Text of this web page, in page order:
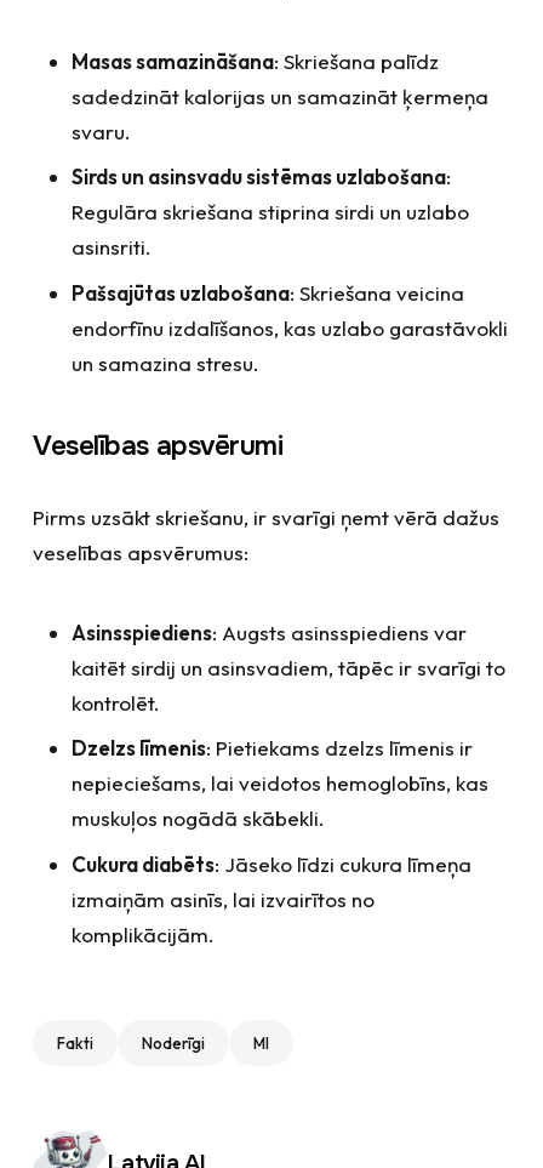
Masas samazināšana: Skriešana palīdz
sadedzināt kalorijas un samazināt ķermeņa
svaru.
Sirds un asinsvadu sistēmas uzlabošana:
Regulāra skriešana stiprina sirdi un uzlabo
asinsriti.
Pašsajūtas uzlabošana: Skriešana veicina
endorfīnu izdalīšanos, kas uzlabo garastāvokli
un samazina stresu.
Veselības apsvērumi
Pirms uzsākt skriešanu, ir svarīgi ņemt vērā dažus
veselības apsvērumus:
Asinsspiediens: Augsts asinsspiediens var
kaitēt sirdij un asinsvadiem, tāpēc ir svarīgi to
kontrolēt.
Dzelzs līmenis: Pietiekams dzelzs līmenis ir
nepieciešams, lai veidotos hemoglobīns, kas
muskuļos nogādā skābekli.
Cukura diabēts: Jāseko līdzi cukura līmeņa
izmaiņām asinīs, lai izvairītos no
komplikācijām.
Fakti Noderīgi MI
Autors: